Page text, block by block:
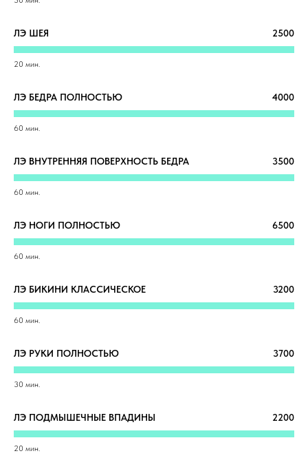
ЛЭ ШЕЯ 2500
20 мин.
ЛЭ БЕДРА ПОЛНОСТЬЮ 4000
60 мин.
ЛЭ ВНУТРЕННЯЯ ПОВЕРХНОСТЬ БЕДРА 3500
60 мин.
ЛЭ НОГИ ПОЛНОСТЬЮ 6500
60 мин.
ЛЭ БИКИНИ КЛАССИЧЕСКОЕ 3200
60 мин.
ЛЭ РУКИ ПОЛНОСТЬЮ 3700
30 мин.
ЛЭ ПОДМЫШЕЧНЫЕ ВПАДИНЫ 2200
20 мин.